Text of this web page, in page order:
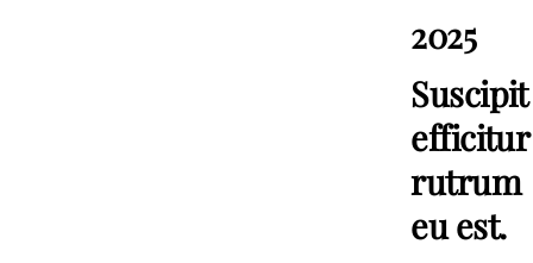
2025
Suscipit
efficitur
rutrum
eu est.